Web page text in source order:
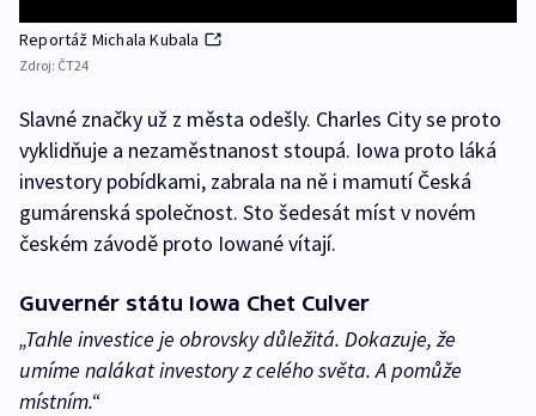
Reportáž Michala Kubala
Zdroj: ČT24
Slavné značky už z města odešly. Charles City se proto
vyklidňuje a nezaměstnanost stoupá. Iowa proto láká
investory pobídkami, zabrala na ně i mamutí Česká
gumárenská společnost. Sto šedesát míst v novém
českém závodě proto Iowané vítají.
Guvernér státu Iowa Chet Culver
„Tahle investice je obrovsky důležitá. Dokazuje, že
umíme nalákat investory z celého světa. A pomůže
místním.“